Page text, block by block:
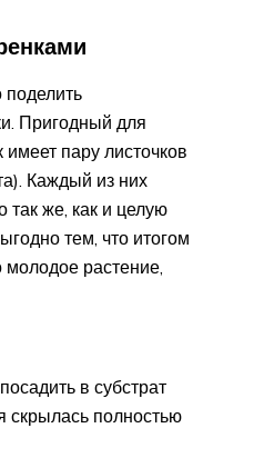
Пригодный для
пару листочков
Каждый из них
так же, как и целую
тем, что итогом
растение,
в субстрат
скрылась полностью